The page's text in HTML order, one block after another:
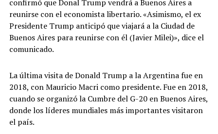
confirmó que Donal Trump vendrá a Buenos Aires a
reunirse con el economista libertario. «Asimismo, el ex
Presidente Trump anticipó que viajará a la Ciudad de
Buenos Aires para reunirse con él (Javier Milei)», dice el
comunicado.
La última visita de Donald Trump a la Argentina fue en
2018, con Mauricio Macri como presidente. Fue en 2018,
cuando se organizó la Cumbre del G-20 en Buenos Aires,
donde los líderes mundiales más importantes visitaron
el país.